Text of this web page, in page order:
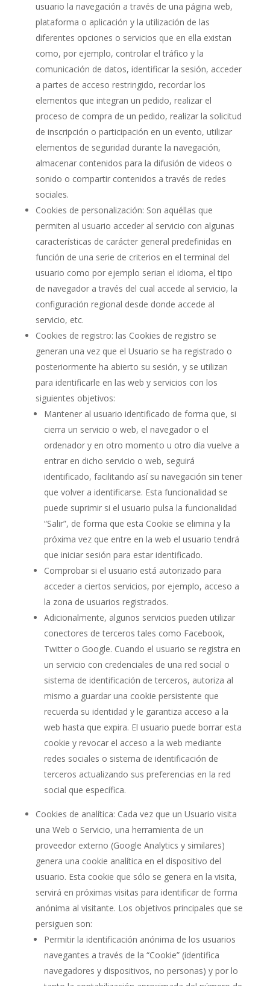
usuario la navegación a través de una página web,
plataforma o aplicación y la utilización de las
diferentes opciones o servicios que en ella existan
como, por ejemplo, controlar el tráfico y la
comunicación de datos, identificar la sesión, acceder
a partes de acceso restringido, recordar los
elementos que integran un pedido, realizar el
proceso de compra de un pedido, realizar la solicitud
de inscripción o participación en un evento, utilizar
elementos de seguridad durante la navegación,
almacenar contenidos para la difusión de videos o
sonido o compartir contenidos a través de redes
sociales.
Cookies de personalización: Son aquéllas que
permiten al usuario acceder al servicio con algunas
características de carácter general predefinidas en
función de una serie de criterios en el terminal del
usuario como por ejemplo serian el idioma, el tipo
de navegador a través del cual accede al servicio, la
configuración regional desde donde accede al
servicio, etc.
Cookies de registro: las Cookies de registro se
generan una vez que el Usuario se ha registrado o
posteriormente ha abierto su sesión, y se utilizan
para identificarle en las web y servicios con los
siguientes objetivos:
Mantener al usuario identificado de forma que, si
cierra un servicio o web, el navegador o el
ordenador y en otro momento u otro día vuelve a
entrar en dicho servicio o web, seguirá
identificado, facilitando así su navegación sin tener
que volver a identificarse. Esta funcionalidad se
puede suprimir si el usuario pulsa la funcionalidad
“Salir”, de forma que esta Cookie se elimina y la
próxima vez que entre en la web el usuario tendrá
que iniciar sesión para estar identificado.
Comprobar si el usuario está autorizado para
acceder a ciertos servicios, por ejemplo, acceso a
la zona de usuarios registrados.
Adicionalmente, algunos servicios pueden utilizar
conectores de terceros tales como Facebook,
Twitter o Google. Cuando el usuario se registra en
un servicio con credenciales de una red social o
sistema de identificación de terceros, autoriza al
mismo a guardar una cookie persistente que
recuerda su identidad y le garantiza acceso a la
web hasta que expira. El usuario puede borrar esta
cookie y revocar el acceso a la web mediante
redes sociales o sistema de identificación de
terceros actualizando sus preferencias en la red
social que específica.
Cookies de analítica: Cada vez que un Usuario visita
una Web o Servicio, una herramienta de un
proveedor externo (Google Analytics y similares)
genera una cookie analítica en el dispositivo del
usuario. Esta cookie que sólo se genera en la visita,
servirá en próximas visitas para identificar de forma
anónima al visitante. Los objetivos principales que se
persiguen son:
Permitir la identificación anónima de los usuarios
navegantes a través de la “Cookie” (identifica
navegadores y dispositivos, no personas) y por lo